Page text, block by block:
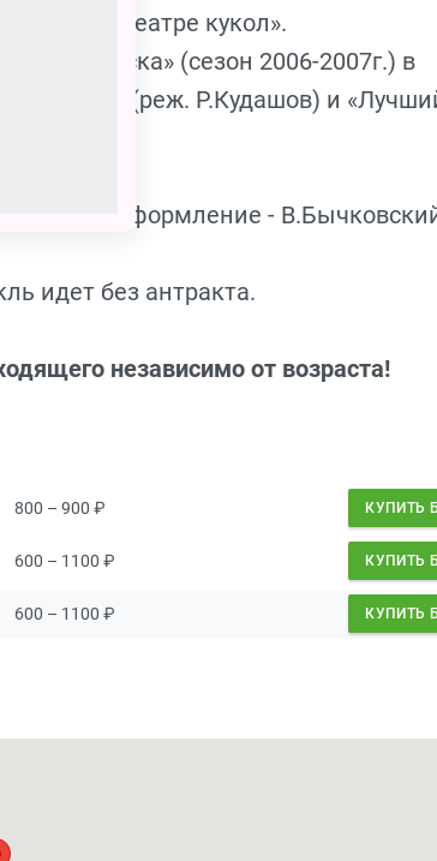
в театре кукол».
маска» (сезон 2006-2007г.) в
кукол» (реж. Р.Кудашов) и
оформление -
идет без антракта.
независимо от возраста!
800 – 900 ₽ КУПИТЬ
600 – 1100 ₽ КУПИТЬ
600 – 1100 ₽ КУПИТЬ